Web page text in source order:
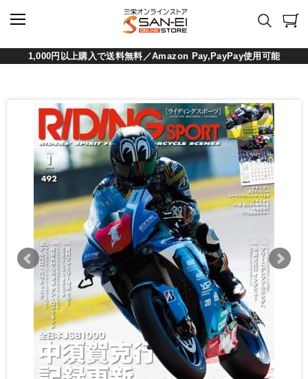
1,000円以上購入で送料無料／Amazon Pay,PayPay使用可能